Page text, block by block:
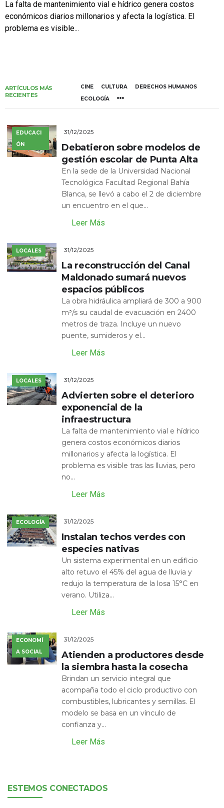
La falta de mantenimiento vial e hídrico genera costos
económicos diarios millonarios y afecta la logística. El
problema es visible...
ARTÍCULOS MÁS
RECIENTES
CINE CULTURA
DERECHOS HUMANOS
ECOLOGÍA
EDUCACI
ÓN
31/12/2025
Debatieron sobre modelos de
gestión escolar de Punta Alta
En la sede de la Universidad Nacional
Tecnológica Facultad Regional Bahía
Blanca, se llevó a cabo el 2 de diciembre
un encuentro en el que...
Leer Más
LOCALES 31/12/2025
La reconstrucción del Canal
Maldonado sumará nuevos
espacios públicos
La obra hidráulica ampliará de 300 a 900
m³/s su caudal de evacuación en 2400
metros de traza. Incluye un nuevo
puente, sumideros y el...
Leer Más
LOCALES 31/12/2025
Advierten sobre el deterioro
exponencial de la
infraestructura
La falta de mantenimiento vial e hídrico
genera costos económicos diarios
millonarios y afecta la logística. El
problema es visible tras las lluvias, pero
no...
Leer Más
ECOLOGÍA 31/12/2025
Instalan techos verdes con
especies nativas
Un sistema experimental en un edificio
alto retuvo el 45% del agua de lluvia y
redujo la temperatura de la losa 15°C en
verano. Utiliza...
Leer Más
ECONOMÍ
A SOCIAL
31/12/2025
Atienden a productores desde
la siembra hasta la cosecha
Brindan un servicio integral que
acompaña todo el ciclo productivo con
combustibles, lubricantes y semillas. El
modelo se basa en un vínculo de
confianza y...
Leer Más
ESTEMOS CONECTADOS